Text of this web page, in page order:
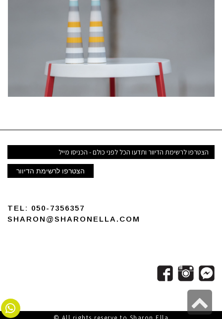
דואר
אלקטרוני
הצטרפו לרשימת הדיוור
TEL: 050-7356357
SHARON@SHARONELLA.COM